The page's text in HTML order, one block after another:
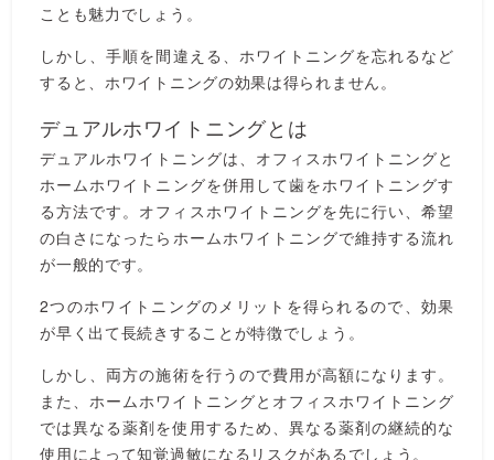
ことも魅力でしょう。
しかし、手順を間違える、ホワイトニングを忘れるなど
すると、ホワイトニングの効果は得られません。
デュアルホワイトニングとは
デュアルホワイトニングは、オフィスホワイトニングと
ホームホワイトニングを併用して歯をホワイトニングす
る方法です。オフィスホワイトニングを先に行い、希望
の白さになったらホームホワイトニングで維持する流れ
が一般的です。
2つのホワイトニングのメリットを得られるので、効果
が早く出て長続きすることが特徴でしょう。
しかし、両方の施術を行うので費用が高額になります。
また、ホームホワイトニングとオフィスホワイトニング
では異なる薬剤を使用するため、異なる薬剤の継続的な
使用によって知覚過敏になるリスクがあるでしょう。